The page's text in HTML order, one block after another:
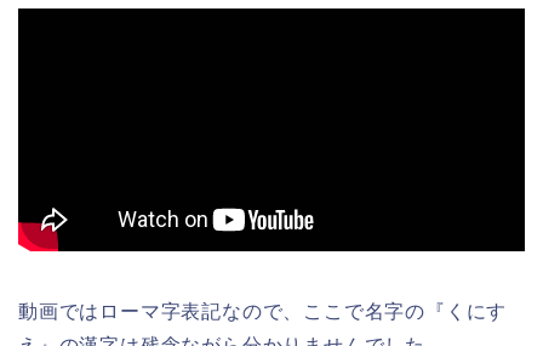
動画ではローマ字表記なので、ここで名字の『くにす